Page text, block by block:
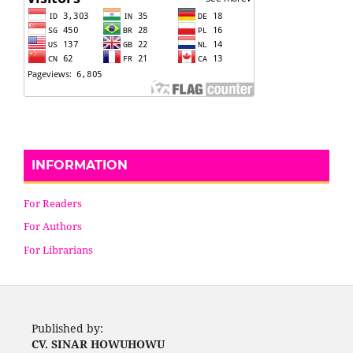
INFORMATION
For Readers
For Authors
For Librarians
Published by:
CV. SINAR HOWUHOWU